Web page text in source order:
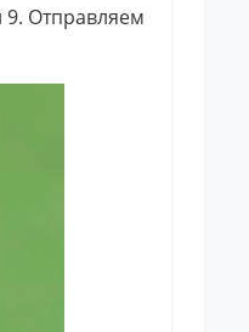
Отправляем